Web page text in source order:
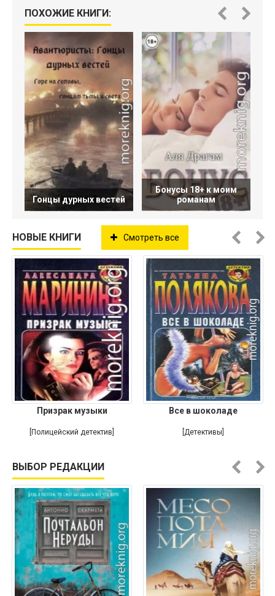
ПОХОЖИЕ КНИГИ:
Гонцы дурных вестей
Бонусы 18+ к моим
романам
НОВЫЕ КНИГИ Смотреть все
Призрак музыки
[Полицейский детектив]
Все в шоколаде
[Детективы]
ВЫБОР РЕДАКЦИИ